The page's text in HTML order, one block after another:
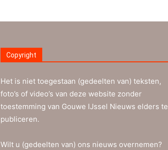
Copyright
Het is niet toegestaan (gedeelten van) teksten,
foto’s of video’s van deze website zonder
toestemming van Gouwe IJssel Nieuws elders te
publiceren.
Wilt u (gedeelten van) ons nieuws overnemen?